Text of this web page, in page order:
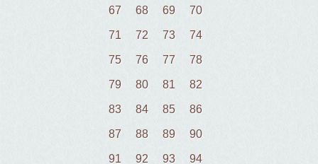
67 68 69 70
71 72 73 74
75 76 77 78
79 80 81 82
83 84 85 86
87 88 89 90
91 92 93 94